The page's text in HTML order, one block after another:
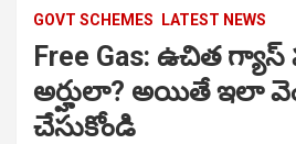
GOVT SCHEMES LATEST NEWS
Free Gas: ఉచిత
అర్హులా? అయితే ఇలా
చేసుకోండి